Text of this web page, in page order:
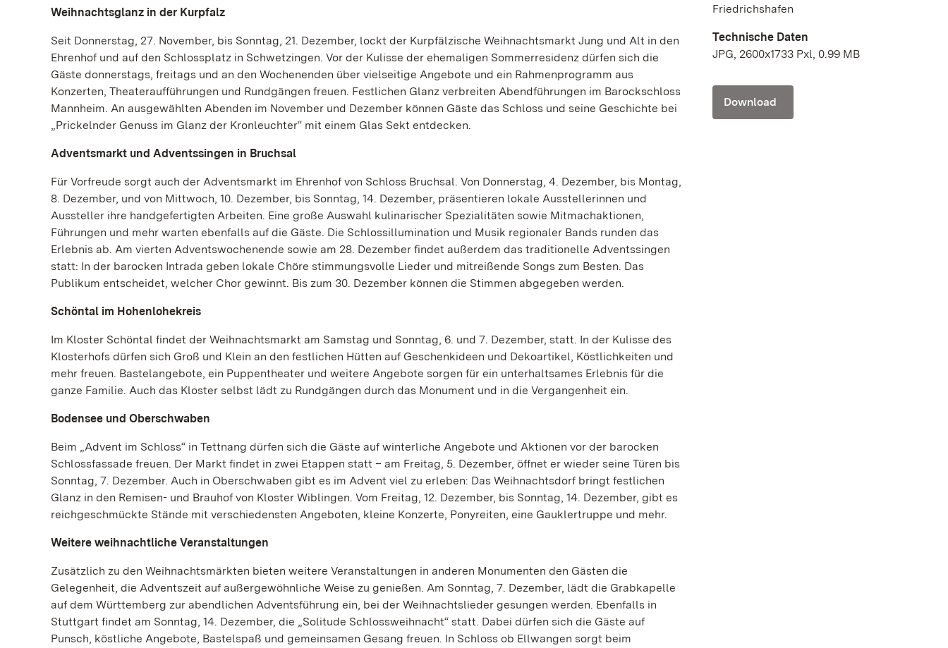
Weihnachtsglanz in der Kurpfalz
Seit Donnerstag, 27. November, bis Sonntag, 21. Dezember, lockt der Kurpfälzische Weihnachtsmarkt Jung und Alt in den
Ehrenhof und auf den Schlossplatz in Schwetzingen. Vor der Kulisse der ehemaligen Sommerresidenz dürfen sich die
Gäste donnerstags, freitags und an den Wochenenden über vielseitige Angebote und ein Rahmenprogramm aus
Konzerten, Theateraufführungen und Rundgängen freuen. Festlichen Glanz verbreiten Abendführungen im Barockschloss
Mannheim. An ausgewählten Abenden im November und Dezember können Gäste das Schloss und seine Geschichte bei
„Prickelnder Genuss im Glanz der Kronleuchter“ mit einem Glas Sekt entdecken.
Adventsmarkt und Adventssingen in Bruchsal
Für Vorfreude sorgt auch der Adventsmarkt im Ehrenhof von Schloss Bruchsal. Von Donnerstag, 4. Dezember, bis Montag,
8. Dezember, und von Mittwoch, 10. Dezember, bis Sonntag, 14. Dezember, präsentieren lokale Ausstellerinnen und
Aussteller ihre handgefertigten Arbeiten. Eine große Auswahl kulinarischer Spezialitäten sowie Mitmachaktionen,
Führungen und mehr warten ebenfalls auf die Gäste. Die Schlossillumination und Musik regionaler Bands runden das
Erlebnis ab. Am vierten Adventswochenende sowie am 28. Dezember findet außerdem das traditionelle Adventssingen
statt: In der barocken Intrada geben lokale Chöre stimmungsvolle Lieder und mitreißende Songs zum Besten. Das
Publikum entscheidet, welcher Chor gewinnt. Bis zum 30. Dezember können die Stimmen abgegeben werden.
Schöntal im Hohenlohekreis
Im Kloster Schöntal findet der Weihnachtsmarkt am Samstag und Sonntag, 6. und 7. Dezember, statt. In der Kulisse des
Klosterhofs dürfen sich Groß und Klein an den festlichen Hütten auf Geschenkideen und Dekoartikel, Köstlichkeiten und
mehr freuen. Bastelangebote, ein Puppentheater und weitere Angebote sorgen für ein unterhaltsames Erlebnis für die
ganze Familie. Auch das Kloster selbst lädt zu Rundgängen durch das Monument und in die Vergangenheit ein.
Bodensee und Oberschwaben
Beim „Advent im Schloss“ in Tettnang dürfen sich die Gäste auf winterliche Angebote und Aktionen vor der barocken
Schlossfassade freuen. Der Markt findet in zwei Etappen statt – am Freitag, 5. Dezember, öffnet er wieder seine Türen bis
Sonntag, 7. Dezember. Auch in Oberschwaben gibt es im Advent viel zu erleben: Das Weihnachtsdorf bringt festlichen
Glanz in den Remisen- und Brauhof von Kloster Wiblingen. Vom Freitag, 12. Dezember, bis Sonntag, 14. Dezember, gibt es
reichgeschmückte Stände mit verschiedensten Angeboten, kleine Konzerte, Ponyreiten, eine Gauklertruppe und mehr.
Weitere weihnachtliche Veranstaltungen
Zusätzlich zu den Weihnachtsmärkten bieten weitere Veranstaltungen in anderen Monumenten den Gästen die
Gelegenheit, die Adventszeit auf außergewöhnliche Weise zu genießen. Am Sonntag, 7. Dezember, lädt die Grabkapelle
auf dem Württemberg zur abendlichen Adventsführung ein, bei der Weihnachtslieder gesungen werden. Ebenfalls in
Stuttgart findet am Sonntag, 14. Dezember, die „Solitude Schlossweihnacht“ statt. Dabei dürfen sich die Gäste auf
Punsch, köstliche Angebote, Bastelspaß und gemeinsamen Gesang freuen. In Schloss ob Ellwangen sorgt beim
Friedrichshafen
Technische Daten
JPG, 2600x1733 Pxl, 0.99 MB
Download